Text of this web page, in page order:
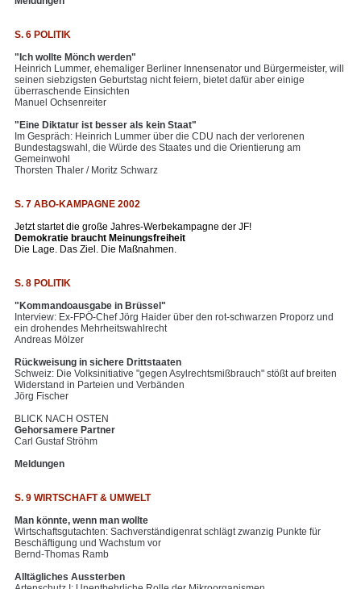
S. 6 POLITIK
"Ich wollte Mönch werden"
Heinrich Lummer, ehemaliger Berliner Innensenator und Bürgermeister, will
seinen siebzigsten Geburtstag nicht feiern, bietet dafür aber einige
überraschende Einsichten
Manuel Ochsenreiter
"Eine Diktatur ist besser als kein Staat"
Im Gespräch: Heinrich Lummer über die CDU nach der verlorenen
Bundestagswahl, die Würde des Staates und die Orientierung am
Gemeinwohl
Thorsten Thaler / Moritz Schwarz
S. 7 ABO-KAMPAGNE 2002
Jetzt startet die große Jahres-Werbekampagne der JF!
Demokratie braucht Meinungsfreiheit
Die Lage. Das Ziel. Die Maßnahmen.
S. 8 POLITIK
"Kommandoausgabe in Brüssel"
Interview: Ex-FPÖ-Chef Jörg Haider über den rot-schwarzen Proporz und
ein drohendes Mehrheitswahlrecht
Andreas Mölzer
Rückweisung in sichere Drittstaaten
Schweiz: Die Volksinitiative "gegen Asylrechtsmißbrauch" stößt auf breiten
Widerstand in Parteien und Verbänden
Jörg Fischer
BLICK NACH OSTEN
Gehorsamere Partner
Carl Gustaf Ströhm
Meldungen
S. 9 WIRTSCHAFT & UMWELT
Man könnte, wenn man wollte
Wirtschaftsgutachten: Sachverständigenrat schlägt zwanzig Punkte für
Beschäftigung und Wachstum vor
Bernd-Thomas Ramb
Alltägliches Aussterben